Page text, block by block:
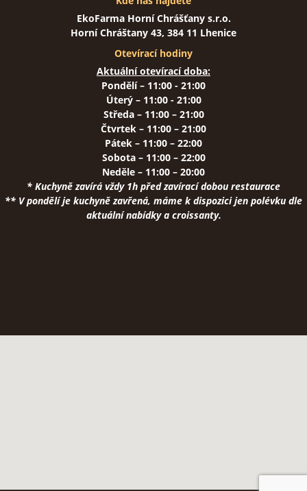
EkoFarma Horní Chrášťany s.r.o.
Horní Chráštany 43, 384 11 Lhenice
Otevírací hodiny
Aktuální otevírací doba:
Pondělí – 11:00 - 21:00
Úterý – 11:00 - 21:00
Středa – 11:00 – 21:00
Čtvrtek – 11:00 – 21:00
Pátek – 11:00 – 22:00
Sobota – 11:00 – 22:00
Neděle – 11:00 – 20:00
* Kuchyně zavírá vždy 1h před zavírací dobou restaurace
** V pondělí je kuchyně zavřená, máme k dispozici jen polévku dle
aktuální nabídky a croissanty.